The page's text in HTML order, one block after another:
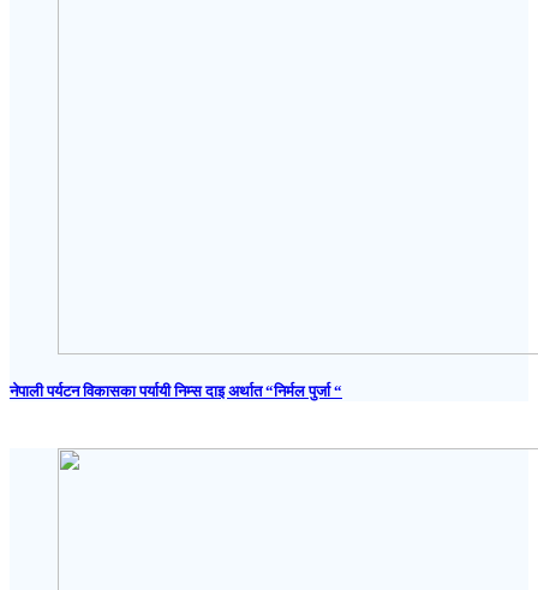
नेपाली पर्यटन विकासका पर्यायी निम्स दाइ अर्थात “निर्मल पुर्जा “